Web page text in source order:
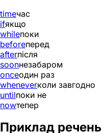
timeчас
ifякщо
whileпоки
beforeперед
afterпісля
soonнезабаром
onceодин раз
wheneverколи завгодно
untilпоки не
nowтепер
Приклад речень